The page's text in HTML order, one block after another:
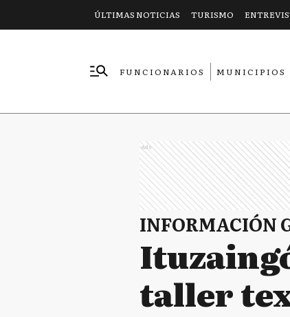
ÚLTIMAS NOTICIAS TURISMO
FUNCIONARIOS
MUNICIPIOS
Ads
INFORMACIÓN
taller